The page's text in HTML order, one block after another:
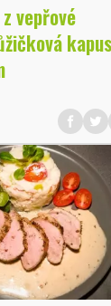
vepřové